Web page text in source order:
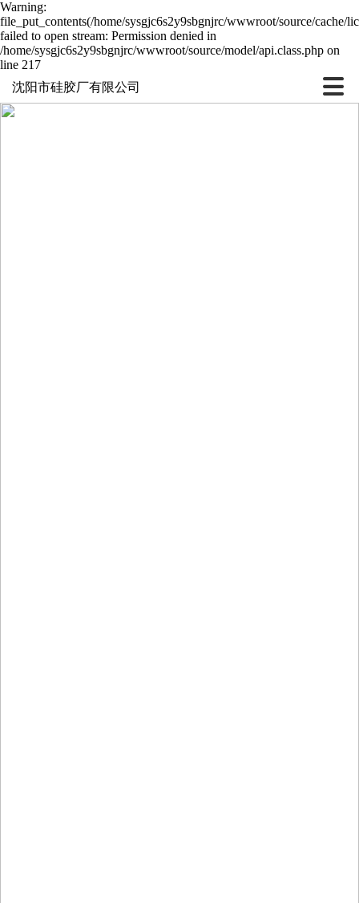
Warning:
file_put_contents(/home/sysgjc6s2y9sbgnjrc/wwwroot/source/cache/
failed to open stream: Permission denied in
/home/sysgjc6s2y9sbgnjrc/wwwroot/source/model/api.class.php on
line 217
沈阳市硅胶厂有限公司